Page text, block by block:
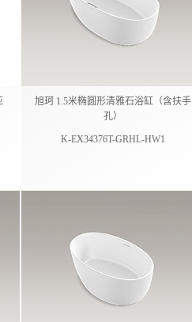
旭珂 1.5米椭圆形清雅石浴缸（含扶手
孔）
K-EX34376T-GRHL-HW1